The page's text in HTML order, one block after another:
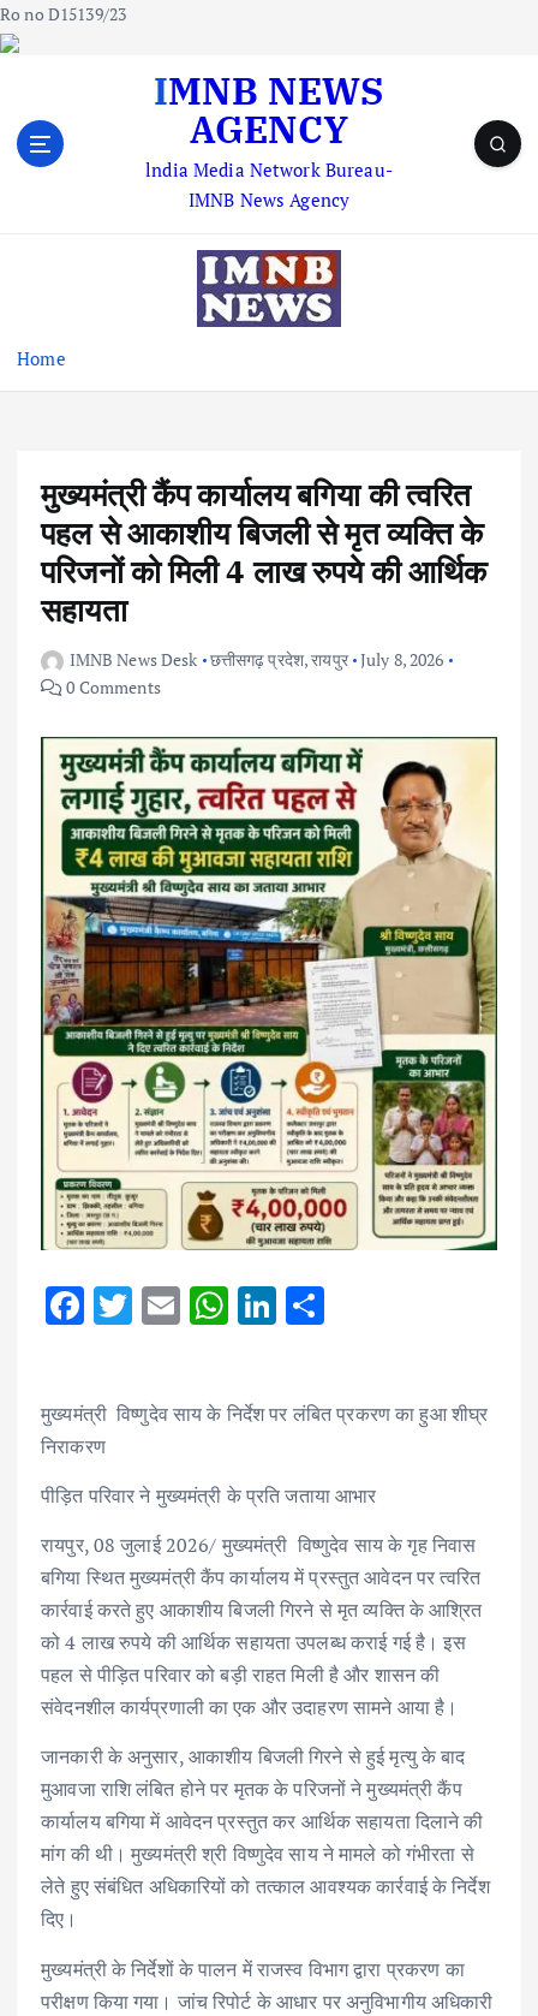
Ro no D15139/23
IMNB NEWS
AGENCY
lndia Media Network Bureau-
IMNB News Agency
Home
मुख्यमंत्री कैंप कार्यालय बगिया की त्वरित
पहल से आकाशीय बिजली से मृत व्यक्ति के
परिजनों को मिली 4 लाख रुपये की आर्थिक
सहायता
IMNB News Desk छत्तीसगढ़ प्रदेश,रायपुर July 8, 2026
0 Comments
F
b
o
o
k
T
te
E
l
W
s
p
p
Li
e
n
e
मुख्यमंत्री विष्णुदेव साय के निर्देश पर लंबित प्रकरण का हुआ शीघ्र
निराकरण
पीड़ित परिवार ने मुख्यमंत्री के प्रति जताया आभार
रायपुर, 08 जुलाई 2026/ मुख्यमंत्री विष्णुदेव साय के गृह निवास
बगिया स्थित मुख्यमंत्री कैंप कार्यालय में प्रस्तुत आवेदन पर त्वरित
कार्रवाई करते हुए आकाशीय बिजली गिरने से मृत व्यक्ति के आश्रित
को 4 लाख रुपये की आर्थिक सहायता उपलब्ध कराई गई है। इस
पहल से पीड़ित परिवार को बड़ी राहत मिली है और शासन की
संवेदनशील कार्यप्रणाली का एक और उदाहरण सामने आया है।
जानकारी के अनुसार, आकाशीय बिजली गिरने से हुई मृत्यु के बाद
मुआवजा राशि लंबित होने पर मृतक के परिजनों ने मुख्यमंत्री कैंप
कार्यालय बगिया में आवेदन प्रस्तुत कर आर्थिक सहायता दिलाने की
मांग की थी। मुख्यमंत्री श्री विष्णुदेव साय ने मामले को गंभीरता से
लेते हुए संबंधित अधिकारियों को तत्काल आवश्यक कार्रवाई के निर्देश
दिए।
मुख्यमंत्री के निर्देशों के पालन में राजस्व विभाग द्वारा प्रकरण का
परीक्षण किया गया। जांच रिपोर्ट के आधार पर अनुविभागीय अधिकारी